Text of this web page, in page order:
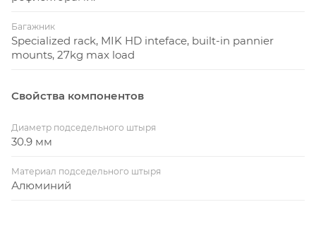
Багажник
Specialized rack, MIK HD inteface, built-in pannier
mounts, 27kg max load
Свойства компонентов
Диаметр подседельного штыря
30.9 мм
Материал подседельного штыря
Алюминий